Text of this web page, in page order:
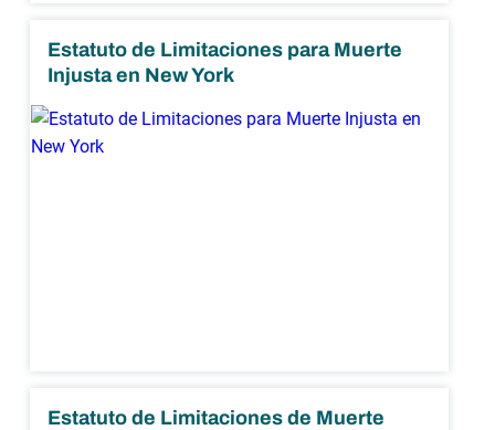
Estatuto de Limitaciones para Muerte
Injusta en New York
Estatuto de Limitaciones de Muerte